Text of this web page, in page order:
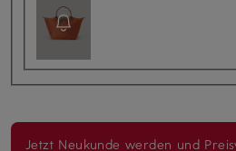
Jetzt Neukunde werden und